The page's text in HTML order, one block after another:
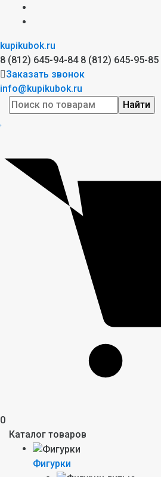
kupikubok.ru
8 (812) 645-94-84 8 (812) 645-95-85
Заказать звонок
info@kupikubok.ru
Найти
0
Каталог товаров
Фигурки